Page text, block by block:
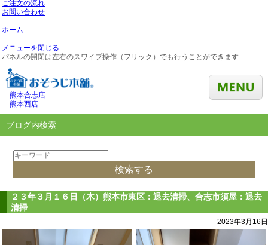
ご注文の流れ
お問い合わせ
ホーム
メニューを閉じる
パネルの開閉は左右のスワイプ操作（フリック）でも行うことができます
熊本合志店
熊本西店
ブログ内検索
２３年３月１６日（木）熊本市東区：退去清掃、合志市須屋：退去
清掃
2023年3月16日